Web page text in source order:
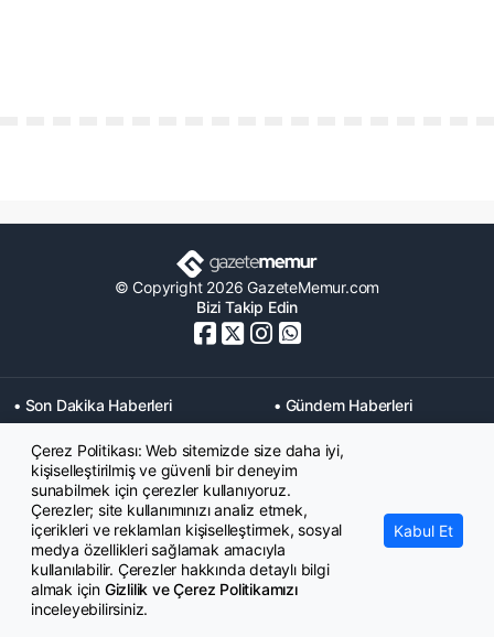
© Copyright 2026 GazeteMemur.com
Bizi Takip Edin
• Son Dakika Haberleri
• Gündem Haberleri
• Memurlar Haberleri
• KPSS Haberleri
• Ekonomi Haberleri
• Eğitim Haberleri
• Yaşam Haberleri
• Maaş Verileri Haberleri
• Mahkeme Kararları
Haberleri
Çerez Politikası: Web sitemizde size daha iyi,
kişiselleştirilmiş ve güvenli bir deneyim
sunabilmek için çerezler kullanıyoruz.
Çerezler; site kullanımınızı analiz etmek,
içerikleri ve reklamları kişiselleştirmek, sosyal
medya özellikleri sağlamak amacıyla
kullanılabilir. Çerezler hakkında detaylı bilgi
almak için Gizlilik ve Çerez Politikamızı
inceleyebilirsiniz.
Kabul Et